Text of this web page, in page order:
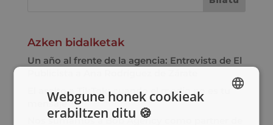
Azken bidalketak
Un año al frente de la agencia: Entrevista de El
El asalto a TikTok: cuando el medio no es tu
mensaje
Nos sumamos a Bob Agency como partner de
Webgune honek cookieak
erabiltzen ditu 🍪